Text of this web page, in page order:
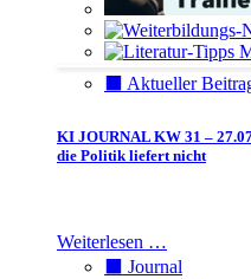
⬛️ Aktueller
KI JOURNAL KW 31 –
die Politik liefert nicht
Weiterlesen …
⬛️ Journal